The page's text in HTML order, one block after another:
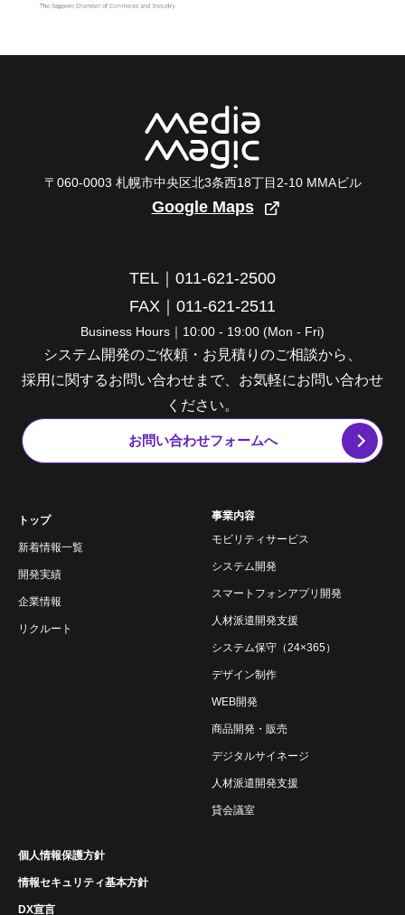
〒060-0003 札幌市中央区北3条西18丁目2-10 MMAビル
Google Maps
TEL｜011-621-2500
FAX｜011-621-2511
Business Hours｜10:00 - 19:00 (Mon - Fri)
システム開発のご依頼・お見積りのご相談から、
採用に関するお問い合わせまで、お気軽にお問い合わせ
ください。
お問い合わせフォームへ
トップ
新着情報一覧
開発実績
企業情報
リクルート
事業内容
モビリティサービス
システム開発
スマートフォンアプリ開発
人材派遣開発支援
システム保守（24×365）
デザイン制作
WEB開発
商品開発・販売
デジタルサイネージ
人材派遣開発支援
貸会議室
個人情報保護方針
情報セキュリティ基本方針
DX宣言